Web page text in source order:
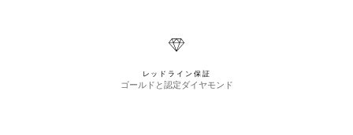
レッドライン保証
ゴールドと認定ダイヤモンド